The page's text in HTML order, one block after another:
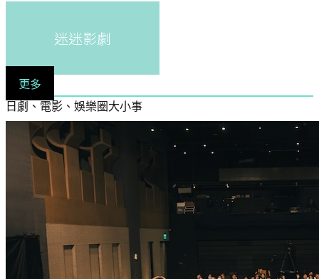
迷迷影劇
更多
日劇、電影、娛樂圈大小事